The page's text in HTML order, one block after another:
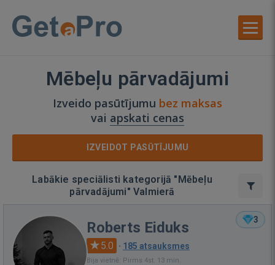
Mēbeļu pārvadājumi
Izveido pasūtījumu bez maksas
vai apskati cenas
IZVEIDOT PASŪTĪJUMU
Labākie speciālisti kategorijā "Mēbeļu
pārvadājumi" Valmierā
3
Roberts Eiduks
5.0 · 185 atsauksmes
Bija vietnē: Pirms 4st. 13 min.